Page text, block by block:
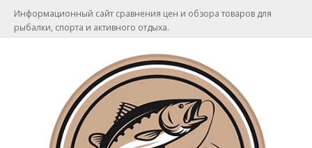
Информационный сайт сравнения цен и обзора товаров для
рыбалки, спорта и активного отдыха.